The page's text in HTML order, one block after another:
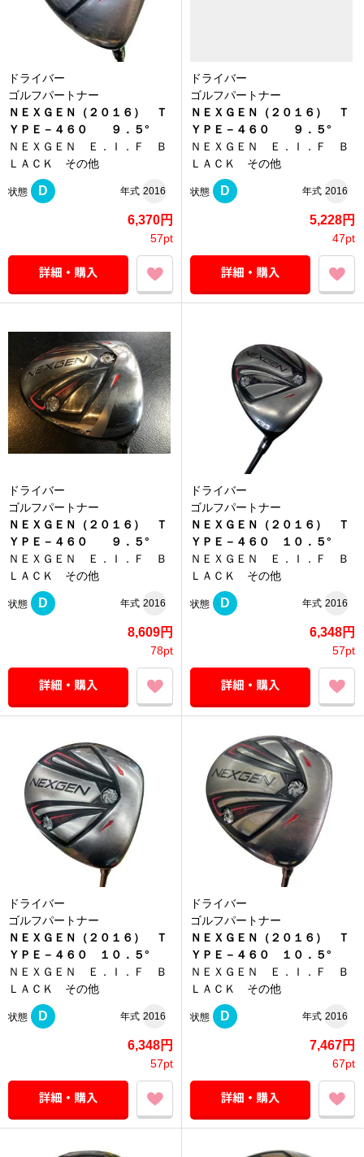
ドライバー
ゴルフパートナー
ＮＥＸＧＥＮ（２０１６） Ｔ
ＹＰＥ－４６０ ９．５°
ＮＥＸＧＥＮ Ｅ．Ｉ．Ｆ Ｂ
ＬＡＣＫ その他
状態 D 年式 2016
6,370円
57pt
ドライバー
ゴルフパートナー
ＮＥＸＧＥＮ（２０１６） Ｔ
ＹＰＥ－４６０ ９．５°
ＮＥＸＧＥＮ Ｅ．Ｉ．Ｆ Ｂ
ＬＡＣＫ その他
状態 D 年式 2016
5,228円
47pt
ドライバー
ゴルフパートナー
ＮＥＸＧＥＮ（２０１６） Ｔ
ＹＰＥ－４６０ ９．５°
ＮＥＸＧＥＮ Ｅ．Ｉ．Ｆ Ｂ
ＬＡＣＫ その他
状態 D 年式 2016
8,609円
78pt
ドライバー
ゴルフパートナー
ＮＥＸＧＥＮ（２０１６） Ｔ
ＹＰＥ－４６０ １０．５°
ＮＥＸＧＥＮ Ｅ．Ｉ．Ｆ Ｂ
ＬＡＣＫ その他
状態 D 年式 2016
6,348円
57pt
ドライバー
ゴルフパートナー
ＮＥＸＧＥＮ（２０１６） Ｔ
ＹＰＥ－４６０ １０．５°
ＮＥＸＧＥＮ Ｅ．Ｉ．Ｆ Ｂ
ＬＡＣＫ その他
状態 D 年式 2016
6,348円
57pt
ドライバー
ゴルフパートナー
ＮＥＸＧＥＮ（２０１６） Ｔ
ＹＰＥ－４６０ １０．５°
ＮＥＸＧＥＮ Ｅ．Ｉ．Ｆ Ｂ
ＬＡＣＫ その他
状態 D 年式 2016
7,467円
67pt